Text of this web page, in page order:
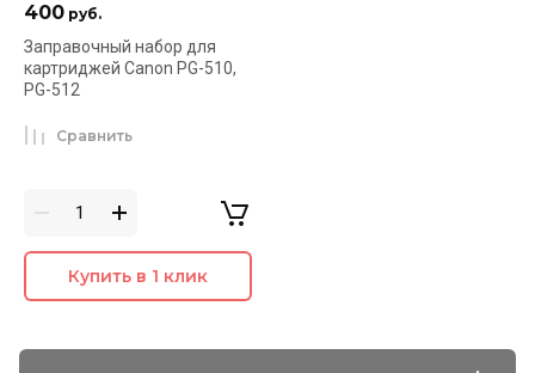
400руб.
Заправочный набор для
картриджей Canon PG-510,
PG-512
Сравнить
Купить в 1 клик